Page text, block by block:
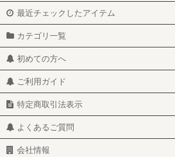
最近チェックしたアイテム
カテゴリ一覧
初めての方へ
ご利用ガイド
特定商取引法表示
よくあるご質問
会社情報